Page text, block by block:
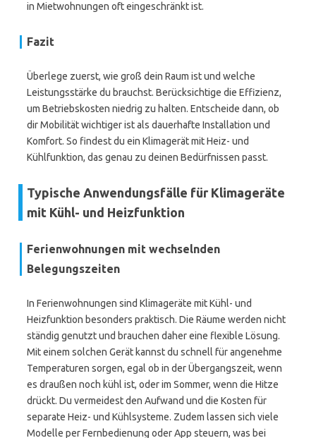
in Mietwohnungen oft eingeschränkt ist.
Fazit
Überlege zuerst, wie groß dein Raum ist und welche
Leistungsstärke du brauchst. Berücksichtige die Effizienz,
um Betriebskosten niedrig zu halten. Entscheide dann, ob
dir Mobilität wichtiger ist als dauerhafte Installation und
Komfort. So findest du ein Klimagerät mit Heiz- und
Kühlfunktion, das genau zu deinen Bedürfnissen passt.
Typische Anwendungsfälle für Klimageräte
mit Kühl- und Heizfunktion
Ferienwohnungen mit wechselnden
Belegungszeiten
In Ferienwohnungen sind Klimageräte mit Kühl- und
Heizfunktion besonders praktisch. Die Räume werden nicht
ständig genutzt und brauchen daher eine flexible Lösung.
Mit einem solchen Gerät kannst du schnell für angenehme
Temperaturen sorgen, egal ob in der Übergangszeit, wenn
es draußen noch kühl ist, oder im Sommer, wenn die Hitze
drückt. Du vermeidest den Aufwand und die Kosten für
separate Heiz- und Kühlsysteme. Zudem lassen sich viele
Modelle per Fernbedienung oder App steuern, was bei